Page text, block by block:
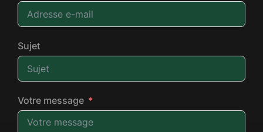
Sujet
Votre message